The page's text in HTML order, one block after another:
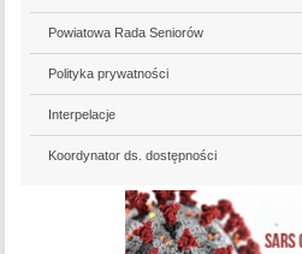
Powiatowa Rada Seniorów
Polityka prywatności
Interpelacje
Koordynator ds. dostępności